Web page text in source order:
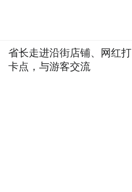
省长走进沿街店铺、网红打
卡点，与游客交流